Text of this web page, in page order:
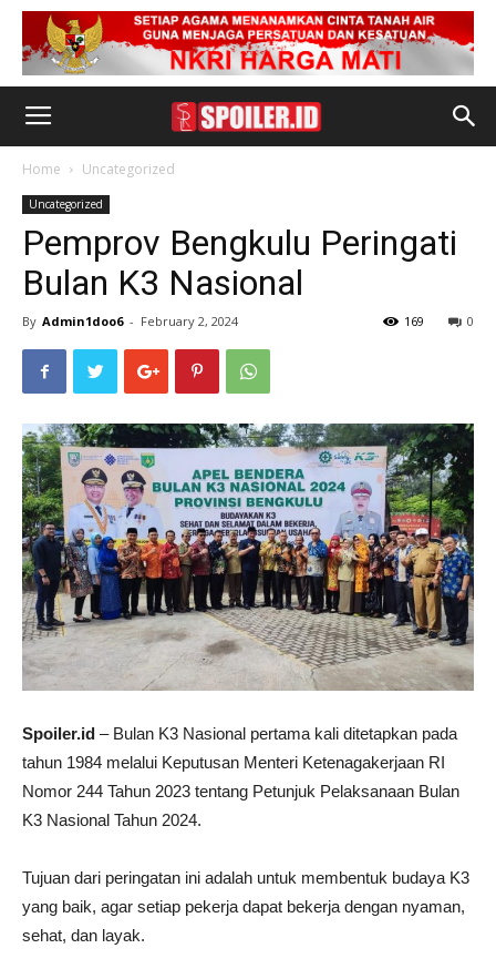
Home Uncategorized
Uncategorized
Pemprov Bengkulu Peringati
Bulan K3 Nasional
By Admin1doo6 - February 2, 2024 0
169
Spoiler.id – Bulan K3 Nasional pertama kali ditetapkan pada
tahun 1984 melalui Keputusan Menteri Ketenagakerjaan RI
Nomor 244 Tahun 2023 tentang Petunjuk Pelaksanaan Bulan
K3 Nasional Tahun 2024.
Tujuan dari peringatan ini adalah untuk membentuk budaya K3
yang baik, agar setiap pekerja dapat bekerja dengan nyaman,
sehat, dan layak.